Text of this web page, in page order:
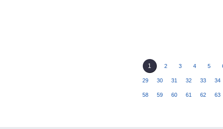
1 2 3 4 5
29 30 31 32 33 34
58 59 60 61 62 63